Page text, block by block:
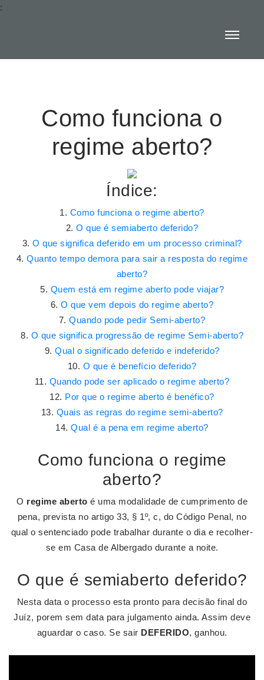
:
Como funciona o
regime aberto?
Índice:
Como funciona o regime aberto?
O que é semiaberto deferido?
O que significa deferido em um processo criminal?
Quanto tempo demora para sair a resposta do regime
aberto?
Quem está em regime aberto pode viajar?
O que vem depois do regime aberto?
Quando pode pedir Semi-aberto?
O que significa progressão de regime Semi-aberto?
Qual o significado deferido e indeferido?
O que é benefício deferido?
Quando pode ser aplicado o regime aberto?
Por que o regime aberto é benéfico?
Quais as regras do regime semi-aberto?
Qual é a pena em regime aberto?
Como funciona o regime
aberto?
O regime aberto é uma modalidade de cumprimento de
pena, prevista no artigo 33, § 1º, c, do Código Penal, no
qual o sentenciado pode trabalhar durante o dia e recolher-
se em Casa de Albergado durante a noite.
O que é semiaberto deferido?
Nesta data o processo esta pronto para decisão final do
Juíz, porem sem data para julgamento ainda. Assim deve
aguardar o caso. Se sair DEFERIDO, ganhou.